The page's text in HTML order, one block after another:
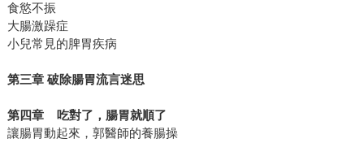
食慾不振
大腸激躁症
小兒常見的脾胃疾病
第三章 破除腸胃流言迷思
第四章 吃對了，腸胃就順了
讓腸胃動起來，郭醫師的養腸操